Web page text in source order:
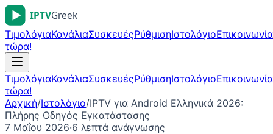
ΤιμολόγιαΚανάλιαΣυσκευέςΡύθμισηΙστολόγιοΕπικοινωνία
τώρα!
ΤιμολόγιαΚανάλιαΣυσκευέςΡύθμισηΙστολόγιοΕπικοινωνία
τώρα!
Αρχική/Ιστολόγιο/IPTV για Android Ελληνικά 2026:
Πλήρης Οδηγός Εγκατάστασης
7 Μαΐου 2026·6 λεπτά ανάγνωσης